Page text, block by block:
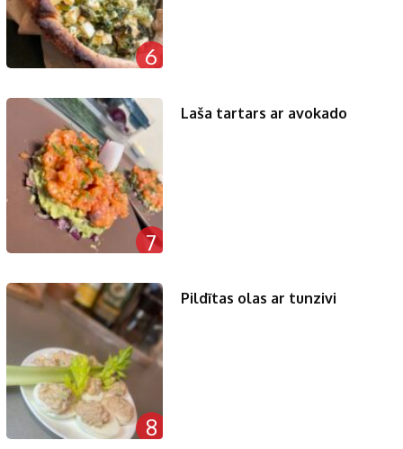
6
7
Laša tartars ar avokado
8
Pildītas olas ar tunzivi